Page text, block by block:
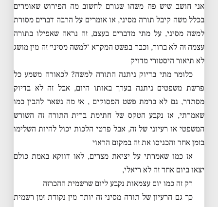
אני חושב שיש פה משהו שגורם לחשוב מה הפירוש שאומרים
בכלל משה קיבל תורה מסיני, או אומרים על הרבה דברים מסורת
למשה מסיני, על מתי מדברים בעצם, זה נראה שאפילו בתורה
עצמה זה לא ברור, וכבר בפשט המקרא ‘למשה מסיני׳ זה מין מושג
לא תיאור היסטורי מדויק
כלומר מתי בדיוק ניתנה התורה למשה? לכאורה משמע כל
פרשת משפטים ניתנה בערך באותו היום, אבל זה לא בדיוק
מסתדר, גם לא ברמת פשט הפסוקים , אז מה נשאר להבין כמו
שאמרתי, אז נקבע הטקס של חתימת ברית התורה זה השורש
המשפטי או רעיוני של זה, אבל פרטי הלכות יכול להיות השלימו
בזמן אחר והכניסו את זה במקום הראוי
אז כמו שאמרתי על יציאת מצרים, לאו דווקא באמת כולם
יצאו ביום אחד זה לא ריאלי,
רק זה כמו יום עצמאות נקבע ליום שרשמית ההכרזה
כך גם הרעיון של תורה מסיני זה יותר מין נקודת זמן רשמית